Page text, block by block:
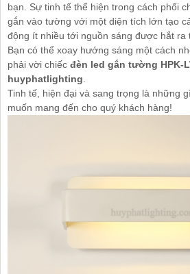
bạn. Sự tinh tế thể hiện trong cách phối
gắn vào tường với một diện tích lớn tạo
động ít nhiều tới nguồn sáng được hắt ra
Bạn có thể xoay hướng sáng một cách
phải vời chiếc đèn led gắn tường HPK-
huyphatlighting
Tinh tế, hiện đại và sang trọng là những
muốn mang đến cho quý khách hàng!